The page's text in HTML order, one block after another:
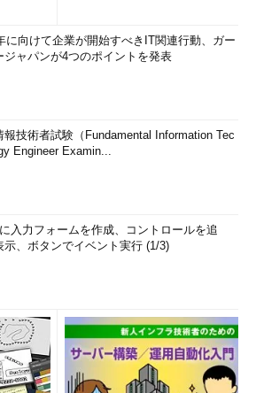
に向けて企業が開始すべきIT関連行動、ガー
ジャパンが4つのポイントを発表
報技術者試験（Fundamental Information Tec
Engineer Examin...
入力フォームを作成、コントロールを追
示、ボタンでイベント実行 (1/3)